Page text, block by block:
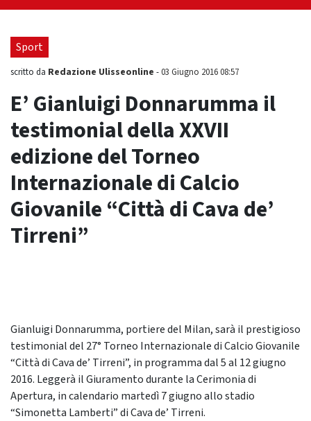
Sport
scritto da Redazione Ulisseonline -03 Giugno 2016 08:57
E’ Gianluigi Donnarumma il
testimonial della XXVII
edizione del Torneo
Internazionale di Calcio
Giovanile “Città di Cava de’
Tirreni”
Gianluigi Donnarumma, portiere del Milan, sarà il prestigioso
testimonial del 27° Torneo Internazionale di Calcio Giovanile
“Città di Cava de’ Tirreni”, in programma dal 5 al 12 giugno
2016. Leggerà il Giuramento durante la Cerimonia di
Apertura, in calendario martedì 7 giugno allo stadio
“Simonetta Lamberti” di Cava de’ Tirreni.